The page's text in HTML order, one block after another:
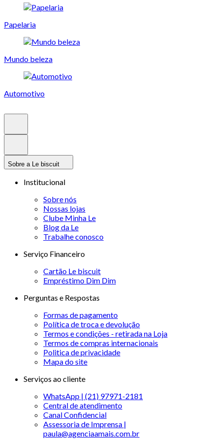
Papelaria
Mundo beleza
Automotivo
Sobre a Le biscuit
Institucional
Sobre nós
Nossas lojas
Clube Minha Le
Blog da Le
Trabalhe conosco
Serviço Financeiro
Cartão Le biscuit
Empréstimo Dim Dim
Perguntas e Respostas
Formas de pagamento
Política de troca e devolução
Termos e condições - retirada na Loja
Termos de compras internacionais
Politica de privacidade
Mapa do site
Serviços ao cliente
WhatsApp | (21) 97971-2181
Central de atendimento
Canal Confidencial
Assessoria de Imprensa |
paula@agenciaamais.com.br